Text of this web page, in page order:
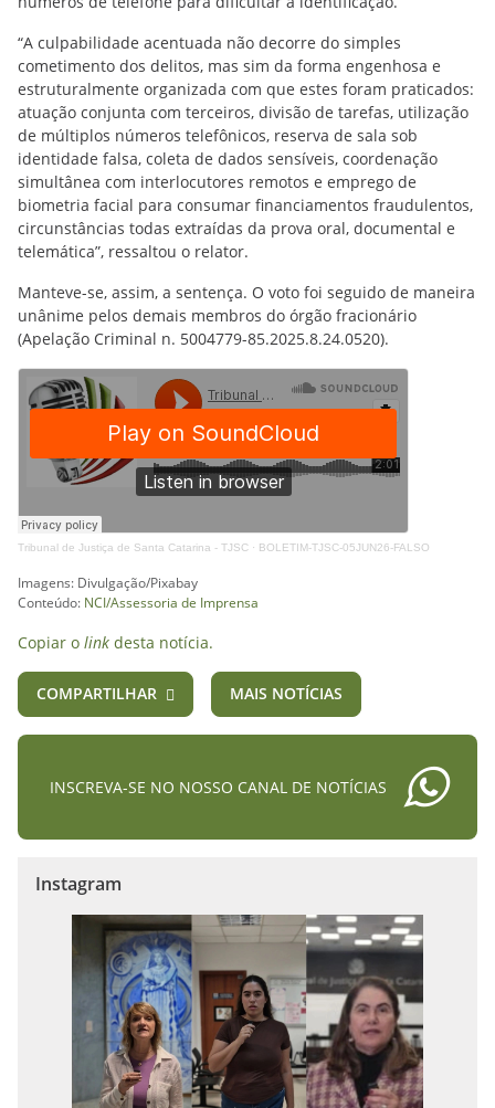
“A culpabilidade acentuada não decorre do simples
cometimento dos delitos, mas sim da forma engenhosa e
estruturalmente organizada com que estes foram praticados:
atuação conjunta com terceiros, divisão de tarefas, utilização
de múltiplos números telefônicos, reserva de sala sob
identidade falsa, coleta de dados sensíveis, coordenação
simultânea com interlocutores remotos e emprego de
biometria facial para consumar financiamentos fraudulentos,
circunstâncias todas extraídas da prova oral, documental e
telemática”, ressaltou o relator.
Manteve-se, assim, a sentença. O voto foi seguido de maneira
unânime pelos demais membros do órgão fracionário
(Apelação Criminal n. 5004779-85.2025.8.24.0520).
Tribunal de Justiça de Santa Catarina - TJSC · BOLETIM-TJSC-05JUN26-FALSO
Imagens: Divulgação/Pixabay
Conteúdo: NCI/Assessoria de Imprensa
Copiar o link desta notícia.
COMPARTILHAR MAIS NOTÍCIAS
INSCREVA-SE NO NOSSO CANAL DE NOTÍCIAS
Instagram